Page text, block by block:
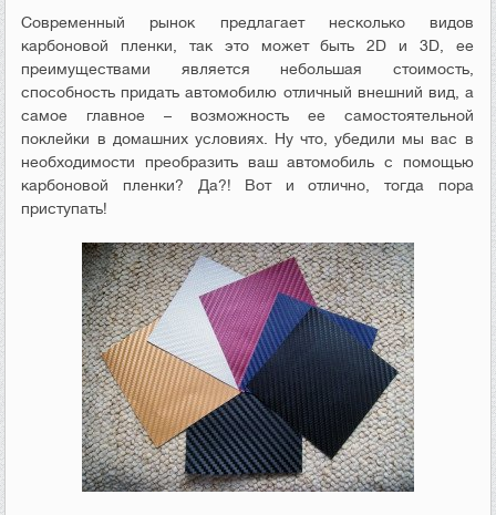
Современный рынок предлагает несколько видов
карбоновой пленки, так это может быть 2D и 3D, ее
преимуществами является небольшая стоимость,
способность придать автомобилю отличный внешний вид, а
самое главное – возможность ее самостоятельной
поклейки в домашних условиях. Ну что, убедили мы вас в
необходимости преобразить ваш автомобиль с помощью
карбоновой пленки? Да?! Вот и отлично, тогда пора
приступать!